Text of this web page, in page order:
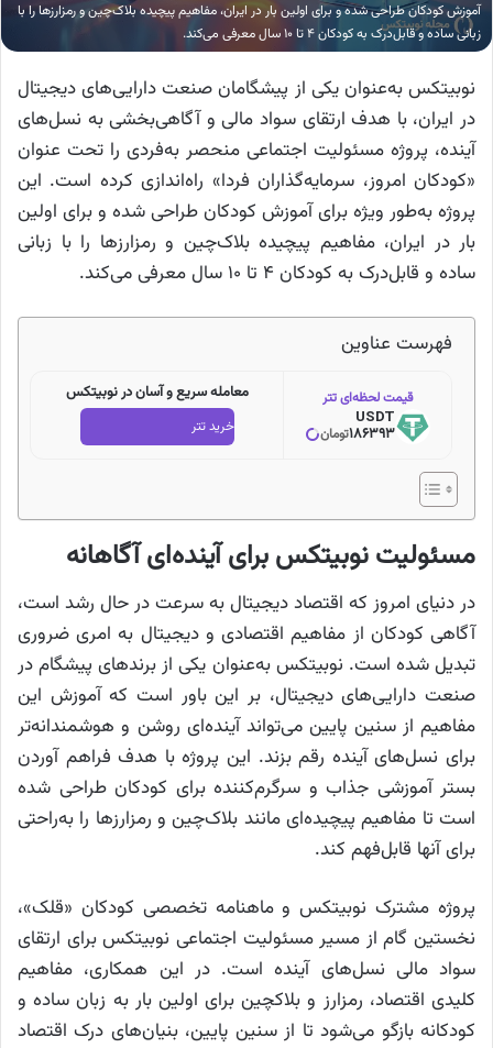
آموزش کودکان طراحی شده و برای اولین بار در ایران، مفاهیم پیچیده بلاک‌چین و رمزارزها را با
زبانی ساده و قابل‌درک به کودکان ۴ تا ۱۰ سال معرفی می‌کند.
نوبیتکس به‌عنوان یکی از پیشگامان صنعت دارایی‌های دیجیتال
در ایران، با هدف ارتقای سواد مالی و آگاهی‌بخشی به نسل‌های
آینده، پروژه مسئولیت اجتماعی منحصر به‌فردی را تحت عنوان
«کودکان امروز، سرمایه‌گذاران فردا» راه‌اندازی کرده است. این
پروژه به‌طور ویژه برای آموزش کودکان طراحی شده و برای اولین
بار در ایران، مفاهیم پیچیده بلاک‌چین و رمزارزها را با زبانی
ساده و قابل‌درک به کودکان ۴ تا ۱۰ سال معرفی می‌کند.
فهرست عناوین
معامله سریع و آسان در نوبیتکس
خرید تتر
قیمت لحظه‌ای تتر
USDT
186393تومان
مسئولیت نوبیتکس برای آینده‌ای آگاهانه
در دنیای امروز که اقتصاد دیجیتال به سرعت در حال رشد است،
آگاهی کودکان از مفاهیم اقتصادی و دیجیتال به امری ضروری
تبدیل شده است. نوبیتکس به‌عنوان یکی از برندهای پیشگام در
صنعت دارایی‌های دیجیتال، بر این باور است که آموزش این
مفاهیم از سنین پایین می‌تواند آینده‌ای روشن و هوشمندانه‌تر
برای نسل‌های آینده رقم بزند. این پروژه با هدف فراهم آوردن
بستر آموزشی جذاب و سرگرم‌کننده برای کودکان طراحی شده
است تا مفاهیم پیچیده‌ای مانند بلاک‌چین و رمزارزها را به‌راحتی
برای آنها قابل‌فهم کند.
پروژه مشترک نوبیتکس و ماهنامه تخصصی کودکان «قلک»،
نخستین گام از مسیر مسئولیت اجتماعی نوبیتکس برای ارتقای
سواد مالی نسل‌های آینده است. در این همکاری، مفاهیم
کلیدی اقتصاد، رمزارز و بلاکچین برای اولین بار به زبان ساده و
کودکانه بازگو می‌شود تا از سنین پایین، بنیان‌های درک اقتصاد